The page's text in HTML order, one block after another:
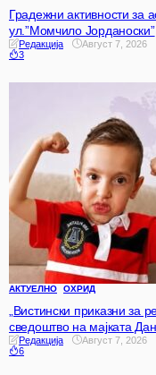
Градежни активности за
ул.”Момчило Јорданоски”
Редакција
Август 7, 2026
3
АКТУЕЛНО ОХРИД
„Вистински приказни за
сведоштво на мајката
Редакција
Август 7, 2026
6